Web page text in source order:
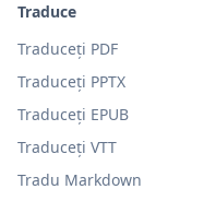
Traduce
Traduceți PDF
Traduceți PPTX
Traduceți EPUB
Traduceți VTT
Tradu Markdown